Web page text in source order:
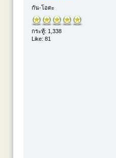
กัน-โอตะ
กระทู้: 1,338
Like: 81